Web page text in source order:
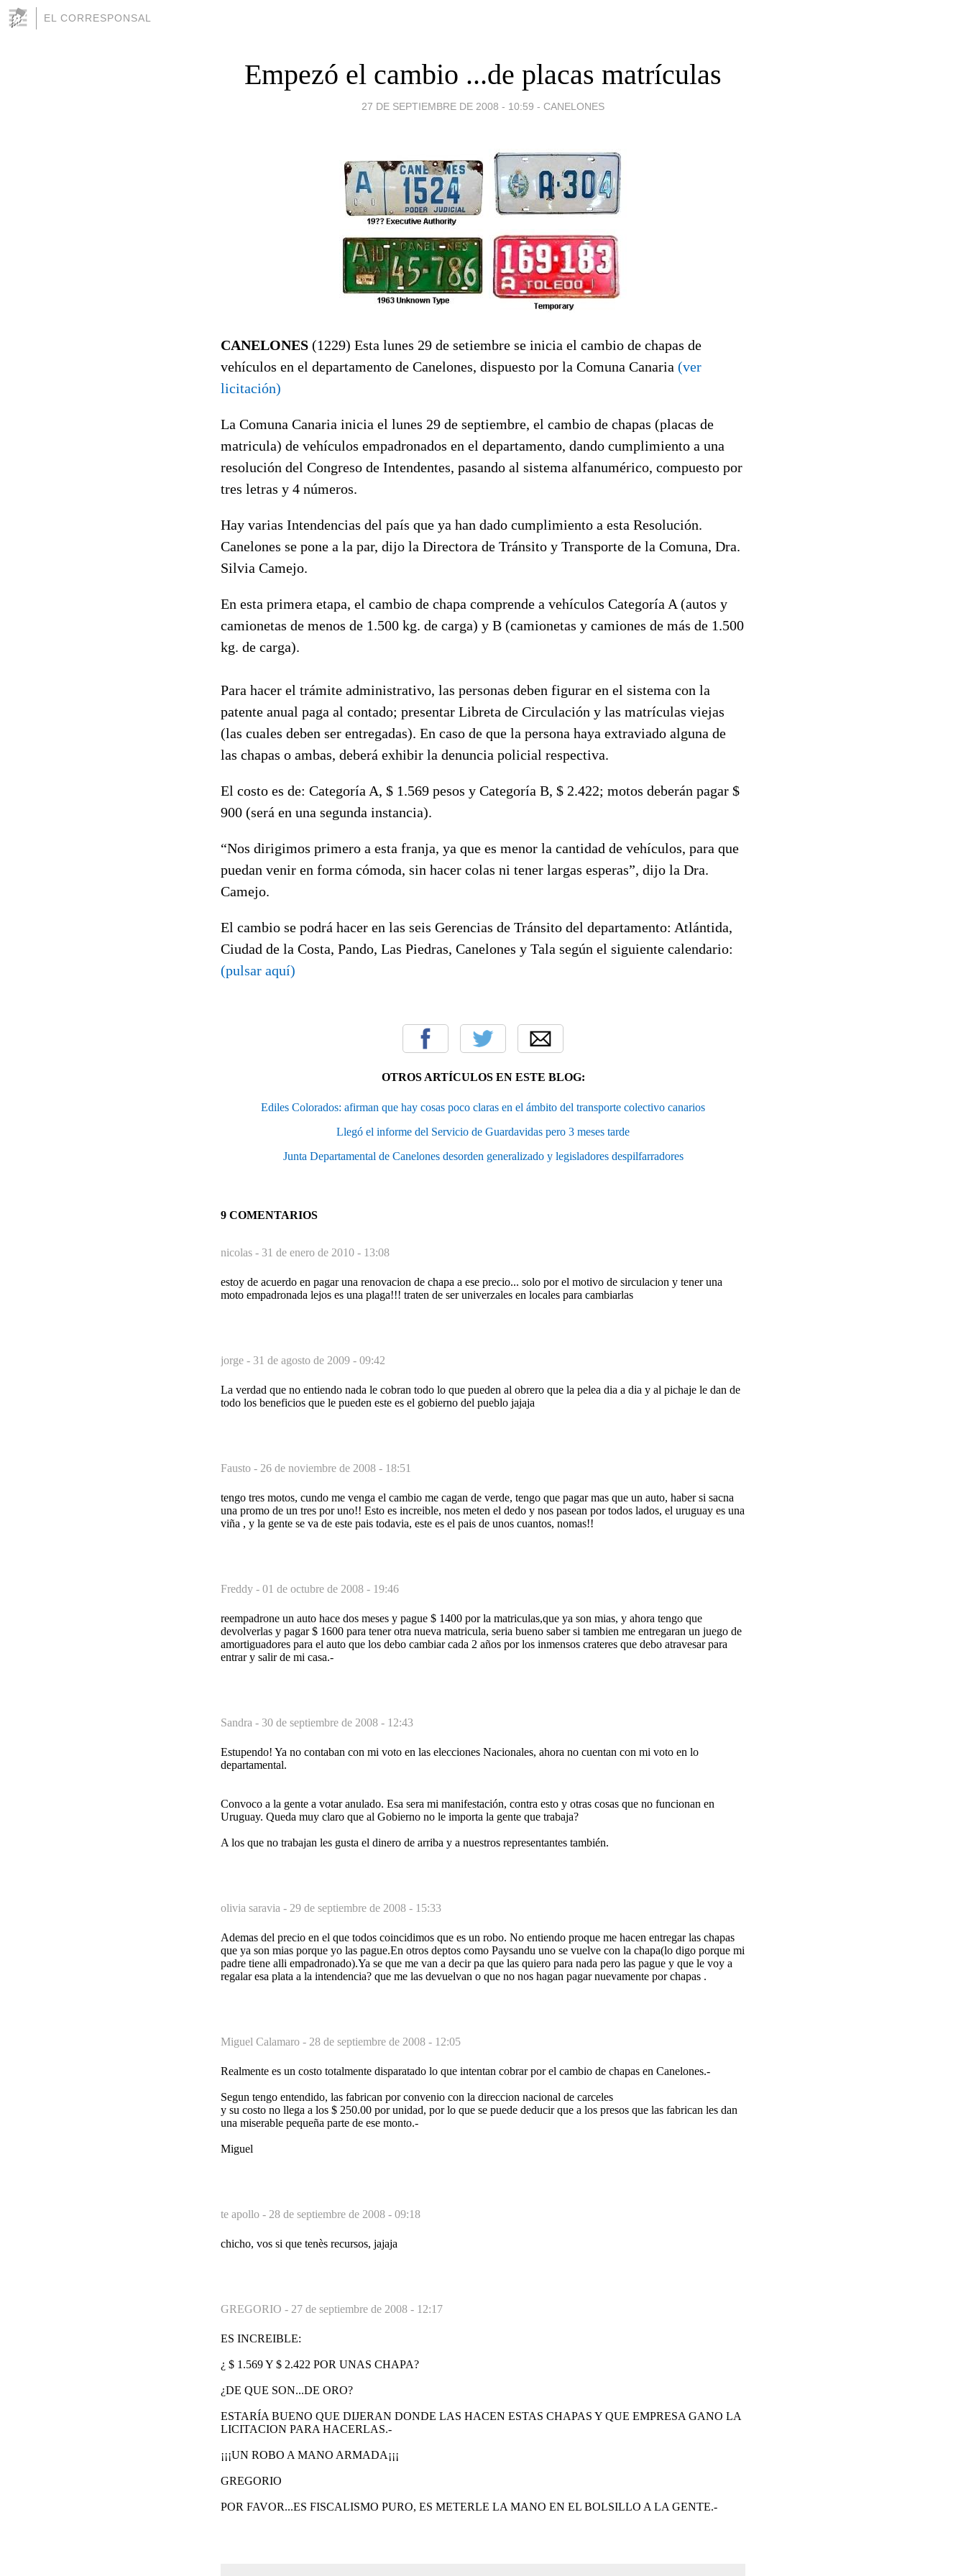
EL CORRESPONSAL
Empezó el cambio ...de placas matrículas
27 DE SEPTIEMBRE DE 2008 - 10:59 - CANELONES
CANELONES (1229) Esta lunes 29 de setiembre se inicia el cambio de chapas de
vehículos en el departamento de Canelones, dispuesto por la Comuna Canaria (ver
licitación)
La Comuna Canaria inicia el lunes 29 de septiembre, el cambio de chapas (placas de
matricula) de vehículos empadronados en el departamento, dando cumplimiento a una
resolución del Congreso de Intendentes, pasando al sistema alfanumérico, compuesto por
tres letras y 4 números.
Hay varias Intendencias del país que ya han dado cumplimiento a esta Resolución.
Canelones se pone a la par, dijo la Directora de Tránsito y Transporte de la Comuna, Dra.
Silvia Camejo.
En esta primera etapa, el cambio de chapa comprende a vehículos Categoría A (autos y
camionetas de menos de 1.500 kg. de carga) y B (camionetas y camiones de más de 1.500
kg. de carga).
Para hacer el trámite administrativo, las personas deben figurar en el sistema con la
patente anual paga al contado; presentar Libreta de Circulación y las matrículas viejas
(las cuales deben ser entregadas). En caso de que la persona haya extraviado alguna de
las chapas o ambas, deberá exhibir la denuncia policial respectiva.
El costo es de: Categoría A, $ 1.569 pesos y Categoría B, $ 2.422; motos deberán pagar $
900 (será en una segunda instancia).
“Nos dirigimos primero a esta franja, ya que es menor la cantidad de vehículos, para que
puedan venir en forma cómoda, sin hacer colas ni tener largas esperas”, dijo la Dra.
Camejo.
El cambio se podrá hacer en las seis Gerencias de Tránsito del departamento: Atlántida,
Ciudad de la Costa, Pando, Las Piedras, Canelones y Tala según el siguiente calendario:
(pulsar aquí)
OTROS ARTÍCULOS EN ESTE BLOG:
Ediles Colorados: afirman que hay cosas poco claras en el ámbito del transporte colectivo canarios
Llegó el informe del Servicio de Guardavidas pero 3 meses tarde
Junta Departamental de Canelones desorden generalizado y legisladores despilfarradores
9 COMENTARIOS
nicolas - 31 de enero de 2010 - 13:08
estoy de acuerdo en pagar una renovacion de chapa a ese precio... solo por el motivo de sirculacion y tener una
moto empadronada lejos es una plaga!!! traten de ser univerzales en locales para cambiarlas
jorge - 31 de agosto de 2009 - 09:42
La verdad que no entiendo nada le cobran todo lo que pueden al obrero que la pelea dia a dia y al pichaje le dan de
todo los beneficios que le pueden este es el gobierno del pueblo jajaja
Fausto - 26 de noviembre de 2008 - 18:51
tengo tres motos, cundo me venga el cambio me cagan de verde, tengo que pagar mas que un auto, haber si sacna
una promo de un tres por uno!! Esto es increible, nos meten el dedo y nos pasean por todos lados, el uruguay es una
viña , y la gente se va de este pais todavia, este es el pais de unos cuantos, nomas!!
Freddy - 01 de octubre de 2008 - 19:46
reempadrone un auto hace dos meses y pague $ 1400 por la matriculas,que ya son mias, y ahora tengo que
devolverlas y pagar $ 1600 para tener otra nueva matricula, seria bueno saber si tambien me entregaran un juego de
amortiguadores para el auto que los debo cambiar cada 2 años por los inmensos crateres que debo atravesar para
entrar y salir de mi casa.-
Sandra - 30 de septiembre de 2008 - 12:43
Estupendo! Ya no contaban con mi voto en las elecciones Nacionales, ahora no cuentan con mi voto en lo
departamental.
Convoco a la gente a votar anulado. Esa sera mi manifestación, contra esto y otras cosas que no funcionan en
Uruguay. Queda muy claro que al Gobierno no le importa la gente que trabaja?
A los que no trabajan les gusta el dinero de arriba y a nuestros representantes también.
olivia saravia - 29 de septiembre de 2008 - 15:33
Ademas del precio en el que todos coincidimos que es un robo. No entiendo proque me hacen entregar las chapas
que ya son mias porque yo las pague.En otros deptos como Paysandu uno se vuelve con la chapa(lo digo porque mi
padre tiene alli empadronado).Ya se que me van a decir pa que las quiero para nada pero las pague y que le voy a
regalar esa plata a la intendencia? que me las devuelvan o que no nos hagan pagar nuevamente por chapas .
Miguel Calamaro - 28 de septiembre de 2008 - 12:05
Realmente es un costo totalmente disparatado lo que intentan cobrar por el cambio de chapas en Canelones.-
Segun tengo entendido, las fabrican por convenio con la direccion nacional de carceles
y su costo no llega a los $ 250.00 por unidad, por lo que se puede deducir que a los presos que las fabrican les dan
una miserable pequeña parte de ese monto.-
Miguel
te apollo - 28 de septiembre de 2008 - 09:18
chicho, vos si que tenès recursos, jajaja
GREGORIO - 27 de septiembre de 2008 - 12:17
ES INCREIBLE:
¿ $ 1.569 Y $ 2.422 POR UNAS CHAPA?
¿DE QUE SON...DE ORO?
ESTARÍA BUENO QUE DIJERAN DONDE LAS HACEN ESTAS CHAPAS Y QUE EMPRESA GANO LA
LICITACION PARA HACERLAS.-
¡¡¡UN ROBO A MANO ARMADA¡¡¡
GREGORIO
POR FAVOR...ES FISCALISMO PURO, ES METERLE LA MANO EN EL BOLSILLO A LA GENTE.-